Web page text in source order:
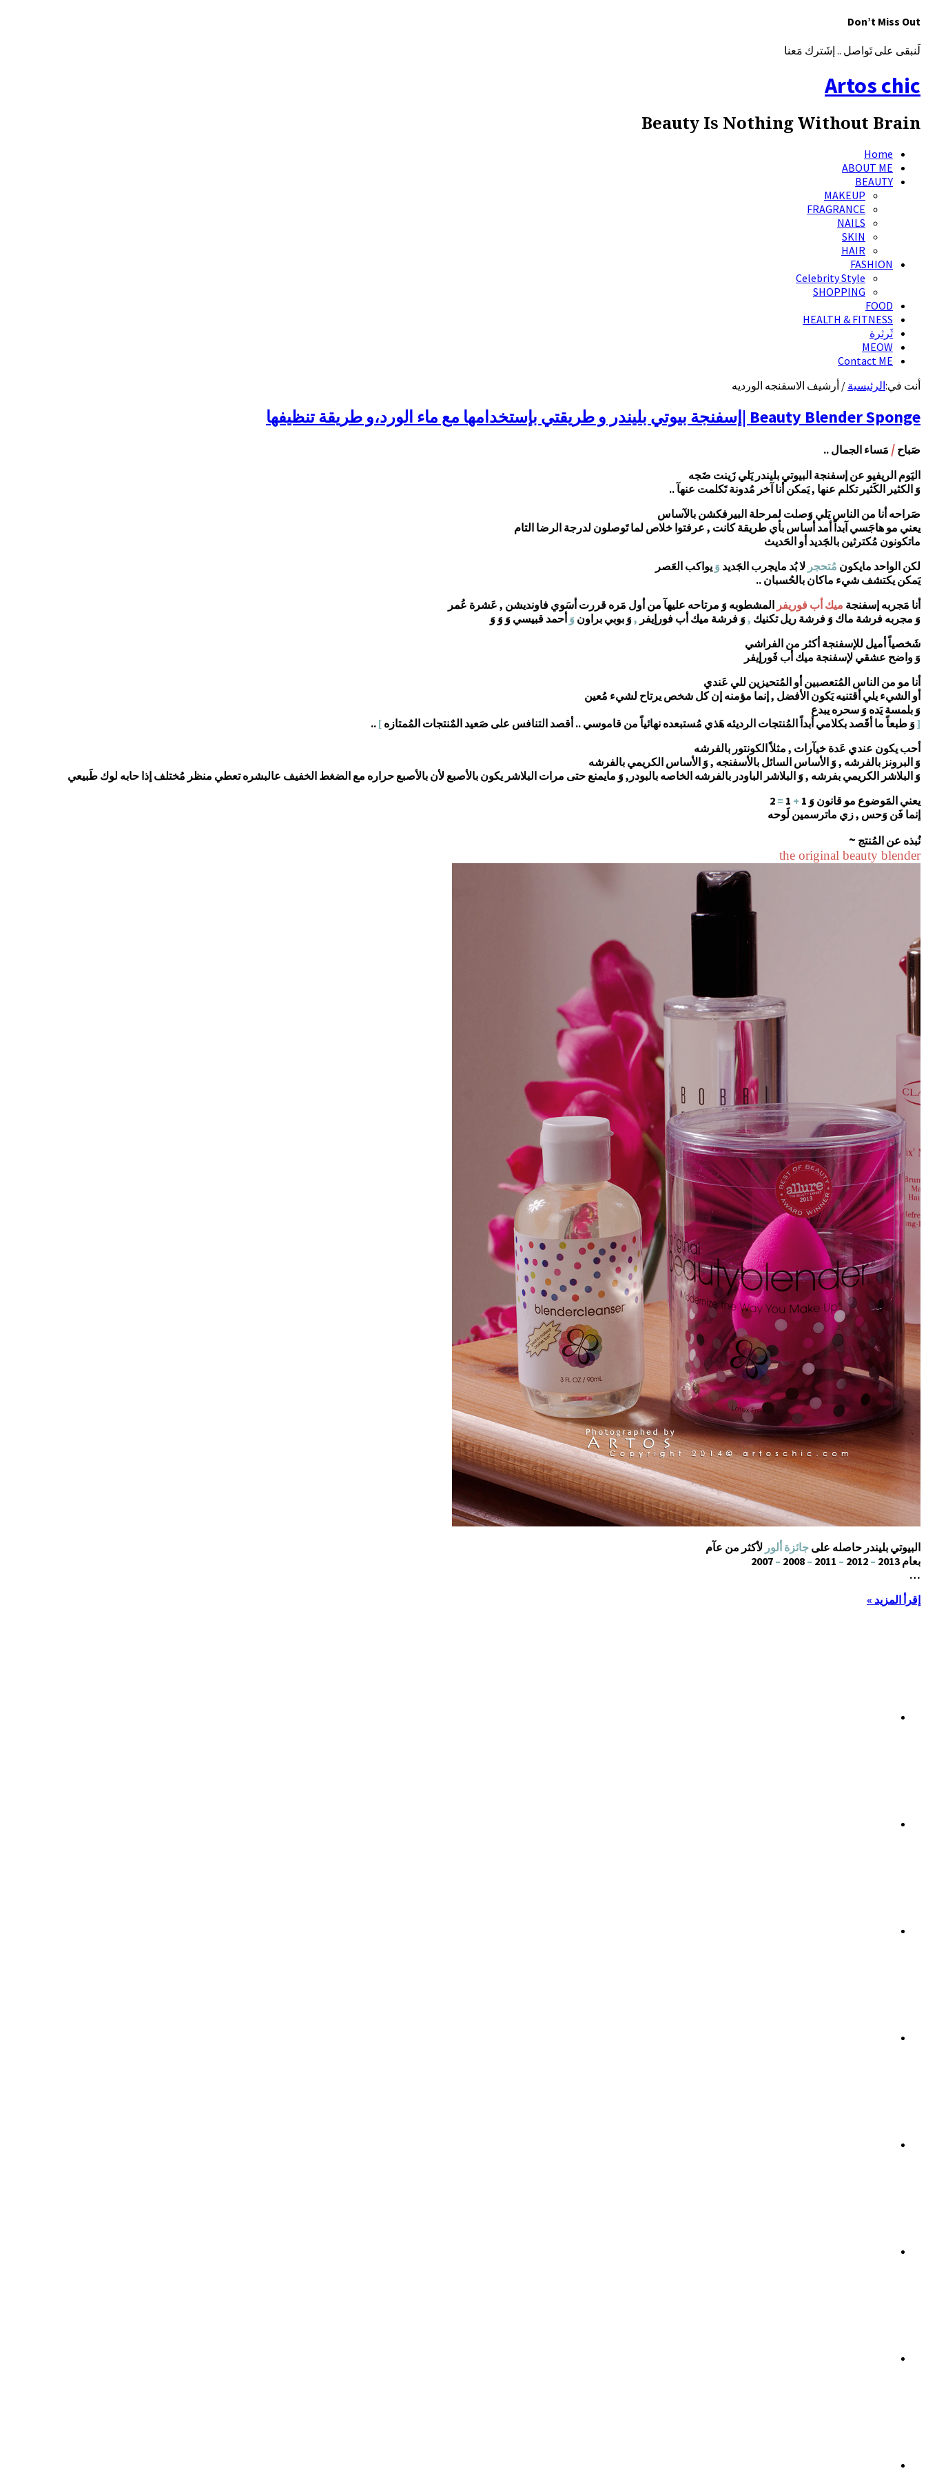
Don’t Miss Out
لَنبقى على تَواصل .. إشَترك مَعنا
Artos chic
Beauty Is Nothing Without Brain
Home
ABOUT ME
BEAUTY
MAKEUP
FRAGRANCE
NAILS
SKIN
HAIR
FASHION
Celebrity Style
SHOPPING
FOOD
HEALTH & FITNESS
ثَرثرة
MEOW
Contact ME
أنت في:الرئيسية / أرشيف الاسفنجه الورديه
Beauty Blender Sponge |إسفنجة بيوتي بليندر و طريقتي بإستخدامها مع ماء الورد،و طريقة تنظيفها
صَباح / مَساء الجمال ..
اليَوم الريفيو عن إسفنجة البيوتي بليندر يَلي زَينت ضَجه
وَ الكثير الكَثير تكلم عنها , يَمكن أنا آخر مُدونة تَكلمت عنهآ ..
صَراحه أنا من الناس يَلي وَصلت لمرحلة البيرفكشن بالآساس
يعني مو هاجَسي آبداً أمد أساس بأي طريقة كانت , عرفتوا خلاص لما تَوصلون لدرجة الرضا التام
ماتكونون مُكترثين بالجَديد أو الحَديث
لكن الواحد مايكون مُتحجر لا بُد مايجرب الجَديد وَ يواكب العَصر
يَمكن يكتشف شيء ماكان بالحُسبان ..
أنا مَجربه إسفنجة ميك أب فوريفر المشطوبه وَ مرتاحه عليهآ من أول مَره قررت أسَوي فاونديشن , عَشرة عُمر
وَ مجربه فرشة ماك وَ فرشة ريل تكنيك ,وَ فرشة ميك أب فورإيفر ,وَ بوبي براون وَ أحمد قبيسي وَ وَ وَ
شَخصياً أميل للإسفنجة أكثر من الفراشي
وَ واضح عشقي لإسفنجة ميك أب فَورإيفر
أنا مو من الناس المُتعصبين أو المُتحيزين للي عَندي
أو الشيء يلي أقتنيه يَكون الأفضل , إنما مؤمنه إن كل شخص يرتاح لشيء مُعين
وَ بلمسة يَده وَ سحره يبدع
[وَ طبعاً ما أقَصد بكلامي أبداً المُنتجات الرديئه هَذي مُستبعده نهائياً من قاموسي .. أقصد التنافس على صَعيد المٌنتجات المُمتازه ]
..
أحب يكون عندي عَدة خيآرات , مثلاً الكونتور بالفرشه
وَ البرونز بالفرشه , وَ الأساس السائل بالأسفنجه , وَ الأساس الكريمي بالفرشه
وَ البلاشر الكريمي بفرشه , وَ البلاشر الباودر بالفرشه الخاصه بالبودر, وَ مايمنع حتى مرات البلاشر يكون بالأصبع لأن بالأصبع حراره مع الضغط الخفيف عالبشره تعطي منظر مُختلف إذا حابه لوك طَبيعي
يعني المَوضوع مو قانون وَ 1
+
=
إنما فَن وَحس , زي ماترسمين لَوحه
نُبذه عن المُنتج ~
the original beauty blender
البيوتي بليندر حاصله على جائزة ألور لأكثر من عآم
بعام 2013
–
–
–
–
…
إقرأ المزيد »